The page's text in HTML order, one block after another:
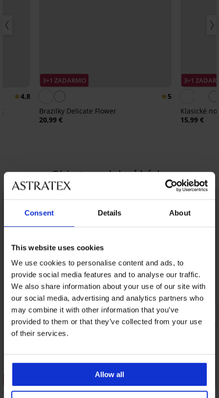
Consent Details About
This website uses cookies
We use cookies to personalise content and ads, to
provide social media features and to analyse our traffic.
We also share information about your use of our site with
our social media, advertising and analytics partners who
may combine it with other information that you’ve
provided to them or that they’ve collected from your use
of their services.
Allow all
4,8
3+1 ZADARMO
5
Brazilky Delicate Flower
20,99 €
3+1
Klasické
15,99 €
Objavte podobné kúsky